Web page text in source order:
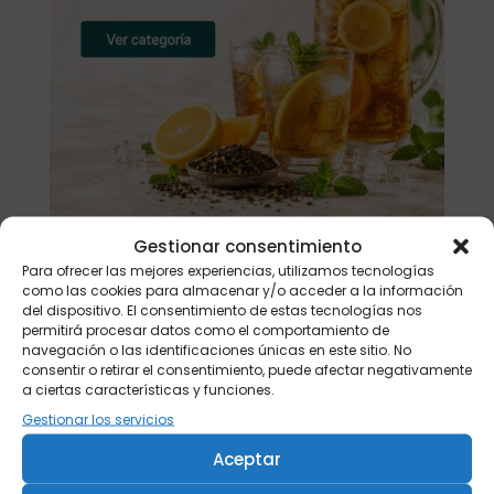
Gestionar consentimiento
Para ofrecer las mejores experiencias, utilizamos tecnologías
como las cookies para almacenar y/o acceder a la información
del dispositivo. El consentimiento de estas tecnologías nos
permitirá procesar datos como el comportamiento de
navegación o las identificaciones únicas en este sitio. No
consentir o retirar el consentimiento, puede afectar negativamente
a ciertas características y funciones.
Gestionar los servicios
Aceptar
Buscar
Productos
Tisanera "Christmas Cats" 0,25l.
porcelana
13,90€
Té verde Japón Hojicha BIO 500 gr.